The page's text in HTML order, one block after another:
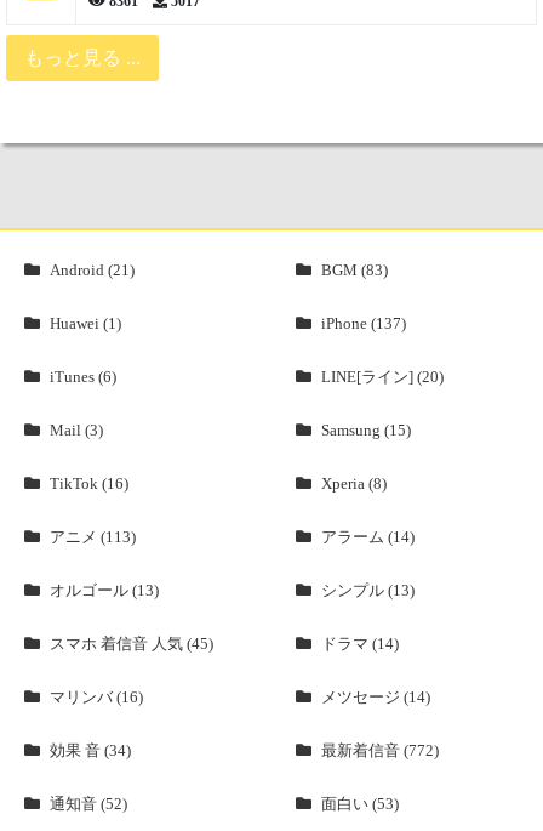
もっと見る ...
Android (21) BGM (83)
Huawei (1) iPhone (137)
iTunes (6) LINE[ライン] (20)
Mail (3) Samsung (15)
TikTok (16) Xperia (8)
アニメ (113) アラーム (14)
オルゴール (13) シンプル (13)
スマホ 着信音 人気 (45) ドラマ (14)
マリンバ (16) メツセージ (14)
効果 音 (34) 最新着信音 (772)
通知音 (52) 面白い (53)